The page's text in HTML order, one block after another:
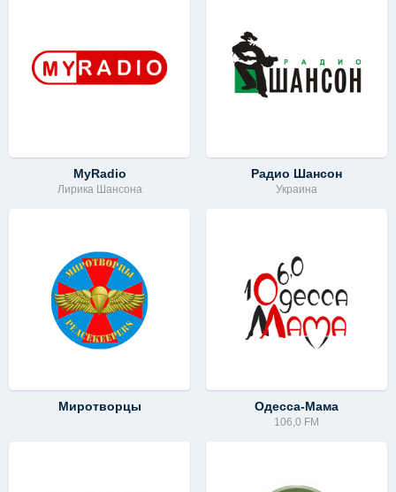
MyRadio
Лирика Шансона
Радио Шансон
Украина
Миротворцы Одесса-Мама
106,0 FM